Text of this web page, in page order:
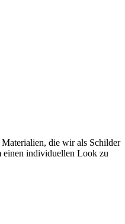
die wir als Schilder
einen individuellen Look zu